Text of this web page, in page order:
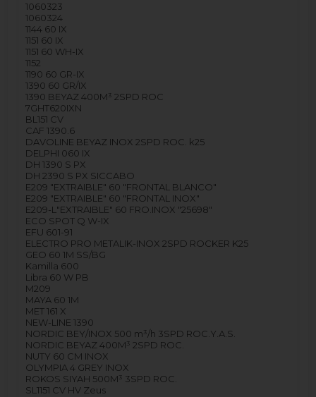
1060323
1060324
1144 60 IX
1151 60 IX
1151 60 WH-IX
1152
1190 60 GR-IX
1390 60 GR/IX
1390 BEYAZ 400M³ 2SPD ROC
7GHT620IXN
BL151 CV
CAF 1390.6
DAVOLINE BEYAZ INOX 2SPD ROC. k25
DELPHI 060 IX
DH 1390 S PX
DH 2390 S PX SICCABO
E209 "EXTRAIBLE" 60 "FRONTAL BLANCO"
E209 "EXTRAIBLE" 60 "FRONTAL INOX"
E209-L"EXTRAIBLE" 60 FRO.INOX "25698"
ECO SPOT Q W-IX
EFU 601-91
ELECTRO PRO METALIK-INOX 2SPD ROCKER K25
GEO 60 1M SS/BG
Kamilla 600
Libra 60 W PB
M209
MAYA 60 1M
MET 161 X
NEW-LINE 1390
NORDIC BEY/INOX 500 m³/h 3SPD ROC.Y.A.S.
NORDIC BEYAZ 400M³ 2SPD ROC.
NUTY 60 CM INOX
OLYMPIA 4 GREY INOX
ROKOS SIYAH 500M³ 3SPD ROC.
SL1151 CV HV Zeus